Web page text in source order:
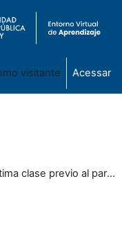
visitante Acessar
Última clase previo al parcial: viernes 02/07